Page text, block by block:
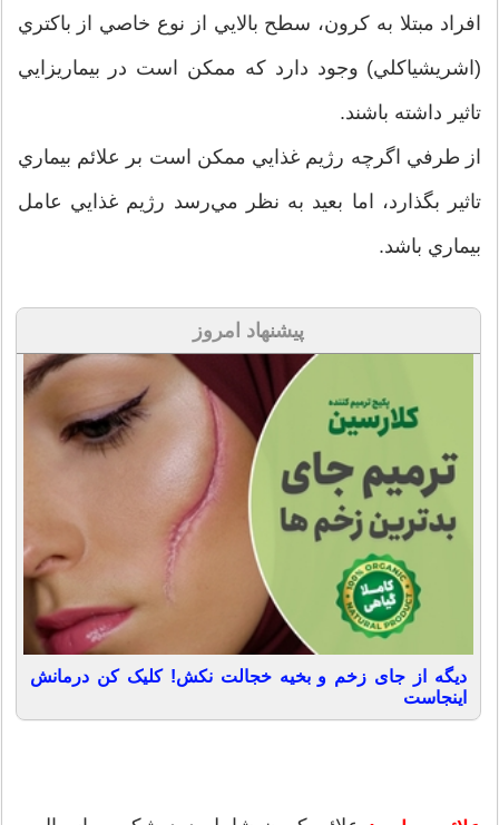
افراد مبتلا به كرون، سطح بالايي از نوع خاصي از باكتري
(اشريشياكلي) وجود دارد كه ممكن است در بيماريزايي
تاثير داشته باشند.
از طرفي اگرچه رژيم غذايي ممكن است بر علائم بيماري
تاثير بگذارد، اما بعيد به نظر مي‌رسد رژيم غذايي عامل
بيماري باشد.
پیشنهاد امروز
دیگه از جای زخم و بخیه خجالت نکش! کلیک کن درمانش
اینجاست